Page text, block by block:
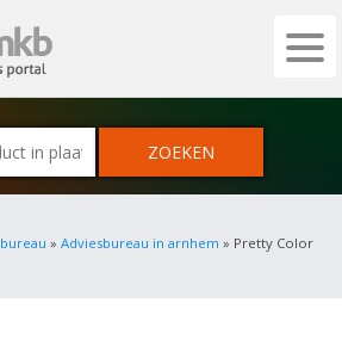
OPENMKB - DE ZAKELIJKE PORTAL
» Adviesbureau in arnhem » Pretty Color